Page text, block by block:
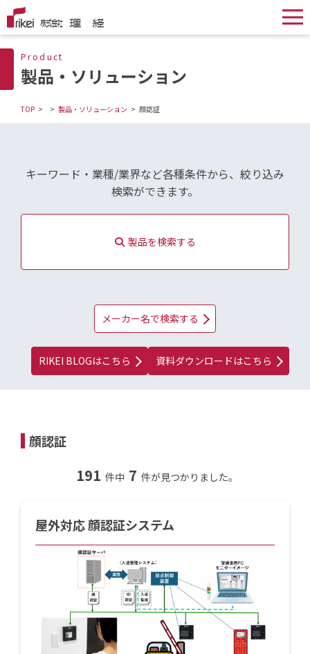
Product
製品・ソリューション
TOP 製品・ソリューション 顔認証
キーワード・業種/業界など各種条件から、絞り込み
検索ができます。
製品を検索する
メーカー名で検索する
RIKEI BLOGはこちら 資料ダウンロードはこちら
顔認証
191 件中 7 件が見つかりました。
屋外対応 顔認証システム